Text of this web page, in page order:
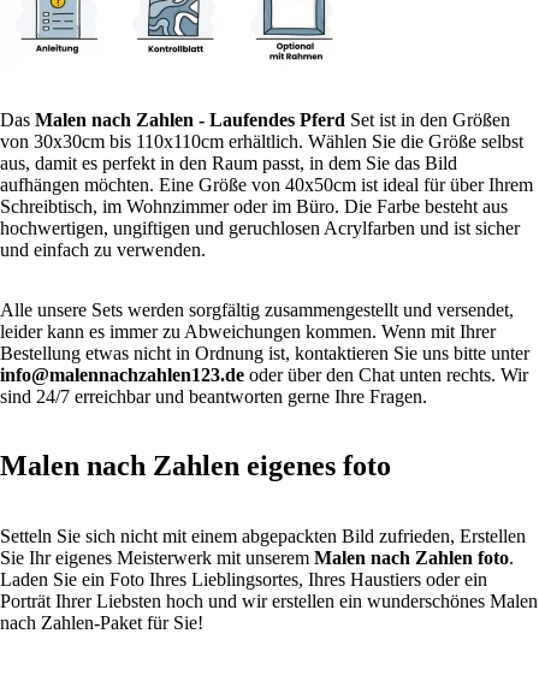
Das Malen nach Zahlen - Laufendes Pferd Set ist in den Größen
von 30x30cm bis 110x110cm erhältlich. Wählen Sie die Größe selbst
aus, damit es perfekt in den Raum passt, in dem Sie das Bild
aufhängen möchten. Eine Größe von 40x50cm ist ideal für über Ihrem
Schreibtisch, im Wohnzimmer oder im Büro. Die Farbe besteht aus
hochwertigen, ungiftigen und geruchlosen Acrylfarben und ist sicher
und einfach zu verwenden.
Alle unsere Sets werden sorgfältig zusammengestellt und versendet,
leider kann es immer zu Abweichungen kommen. Wenn mit Ihrer
Bestellung etwas nicht in Ordnung ist, kontaktieren Sie uns bitte unter
info@malennachzahlen123.de oder über den Chat unten rechts. Wir
sind 24/7 erreichbar und beantworten gerne Ihre Fragen.
Malen nach Zahlen eigenes foto
Setteln Sie sich nicht mit einem abgepackten Bild zufrieden, Erstellen
Sie Ihr eigenes Meisterwerk mit unserem Malen nach Zahlen foto.
Laden Sie ein Foto Ihres Lieblingsortes, Ihres Haustiers oder ein
Porträt Ihrer Liebsten hoch und wir erstellen ein wunderschönes Malen
nach Zahlen-Paket für Sie!